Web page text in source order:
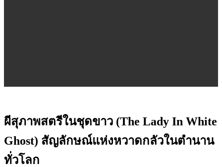
ผีสุภาพสตรีในชุดขาว (The Lady In White
Ghost) สัญลักษณ์แห่งหวาดกลัวในตำนาน
ทั่วโลก